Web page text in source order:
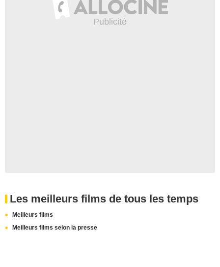
Les meilleurs films de tous les temps
Meilleurs films
Meilleurs films selon la presse